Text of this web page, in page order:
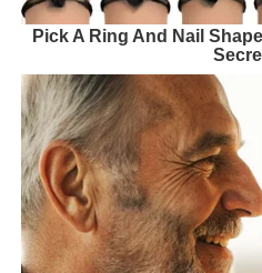
Pick A Ring And Nail